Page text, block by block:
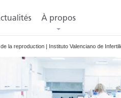
À propos
la reproduction | Instituto Valenciano de